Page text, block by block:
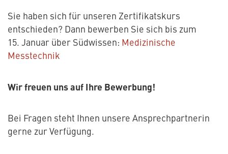
Sie haben sich für unseren Zertifikatskurs
entschieden? Dann bewerben Sie sich bis zum
15. Januar über Südwissen: Medizinische
Messtechnik
Wir freuen uns auf Ihre Bewerbung!
Bei Fragen steht Ihnen unsere Ansprechpartnerin
gerne zur Verfügung.